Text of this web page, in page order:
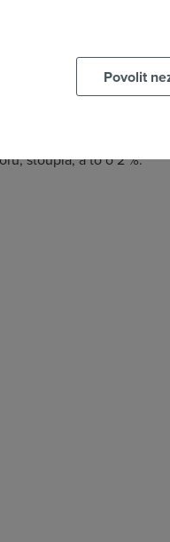
2 % klesl
milionu. V nejrušnější
hovorů.
stoupla, a to o 2 %.
Povolit